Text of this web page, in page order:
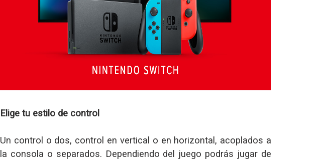
Elige tu estilo de control
Un control o dos, control en vertical o en horizontal, acoplados a
la consola o separados. Dependiendo del juego podrás jugar de